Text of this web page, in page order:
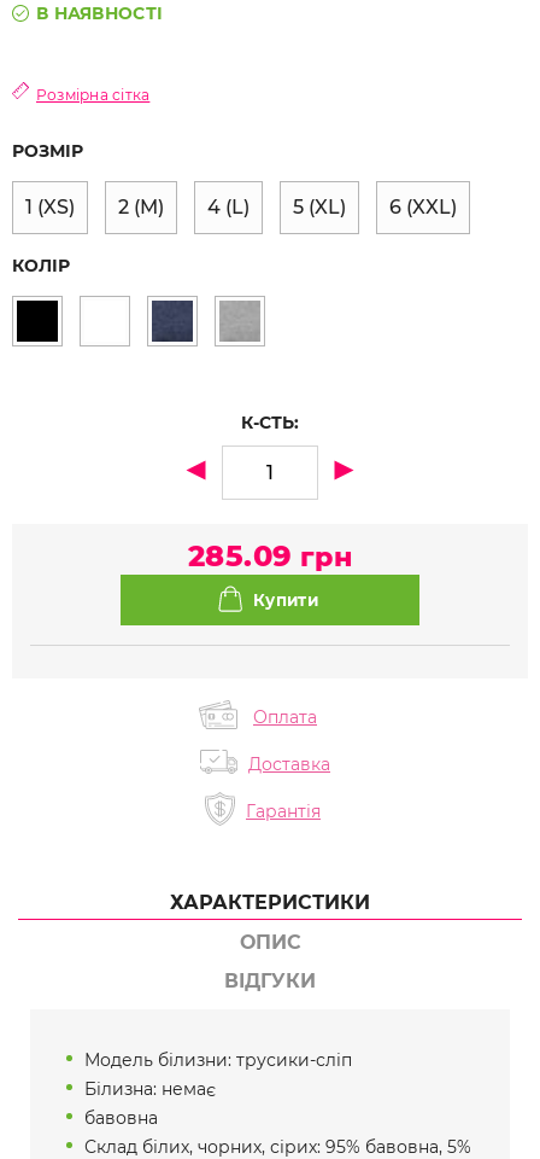
В НАЯВНОСТІ
Розмірна сітка
РОЗМІР
1 (XS) 2 (M) 4 (L) 5 (XL) 6 (XXL)
КОЛІР
К-СТЬ:
285.09 грн
Оплата
Доставка
Гарантія
ХАРАКТЕРИСТИКИ
ОПИС
ВІДГУКИ
Модель білизни: трусики-сліп
Білизна: немає
бавовна
Склад білих, чорних, сірих: 95% бавовна, 5%